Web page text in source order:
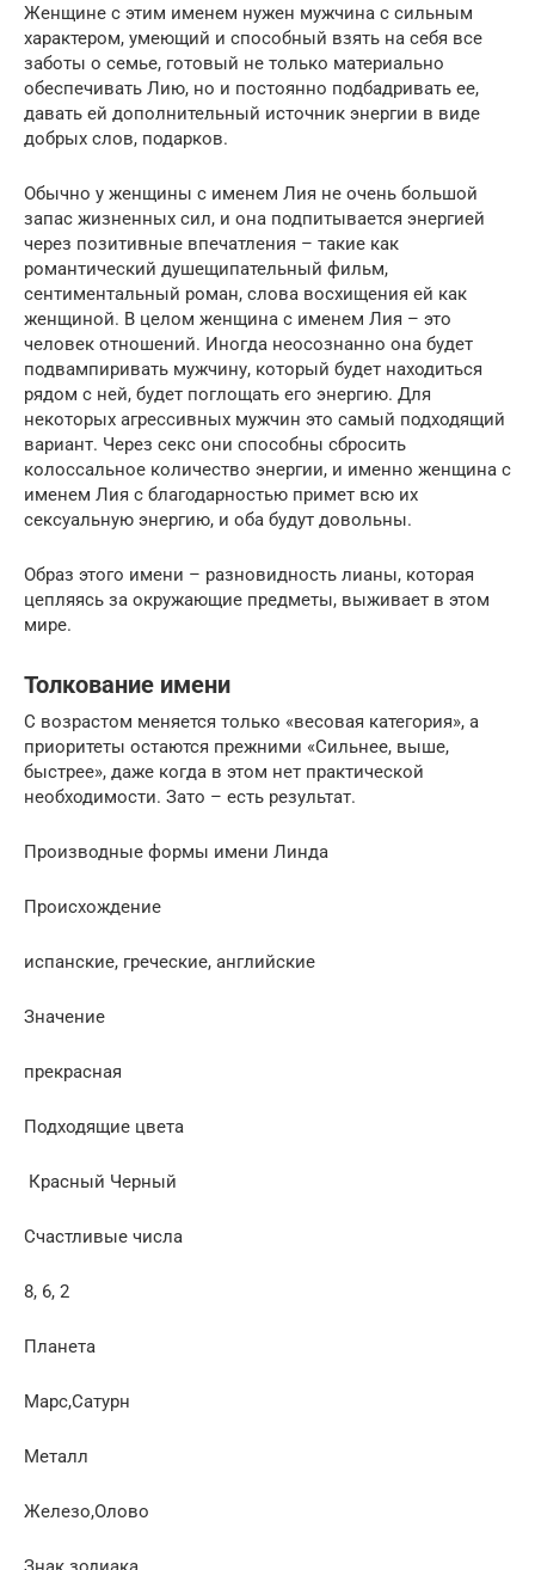
Женщине с этим именем нужен мужчина с сильным
характером, умеющий и способный взять на себя все
заботы о семье, готовый не только материально
обеспечивать Лию, но и постоянно подбадривать ее,
давать ей дополнительный источник энергии в виде
добрых слов, подарков.
Обычно у женщины с именем Лия не очень большой
запас жизненных сил, и она подпитывается энергией
через позитивные впечатления – такие как
романтический душещипательный фильм,
сентиментальный роман, слова восхищения ей как
женщиной. В целом женщина с именем Лия – это
человек отношений. Иногда неосознанно она будет
подвампиривать мужчину, который будет находиться
рядом с ней, будет поглощать его энергию. Для
некоторых агрессивных мужчин это самый подходящий
вариант. Через секс они способны сбросить
колоссальное количество энергии, и именно женщина с
именем Лия с благодарностью примет всю их
сексуальную энергию, и оба будут довольны.
Образ этого имени – разновидность лианы, которая
цепляясь за окружающие предметы, выживает в этом
мире.
Толкование имени
С возрастом меняется только «весовая категория», а
приоритеты остаются прежними «Сильнее, выше,
быстрее», даже когда в этом нет практической
необходимости. Зато – есть результат.
Производные формы имени Линда
Проиcхождение
испанские, греческие, английские
Значение
прекрасная
Подходящие цвета
Красный Черный
Счастливые числа
8, 6, 2
Планета
Марс,Сатурн
Металл
Железо,Олово